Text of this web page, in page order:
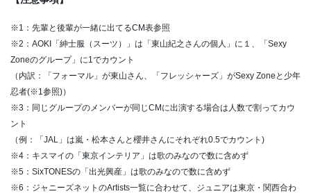
※1：先輩と後輩が一緒に出てるCM表参照
※2：AOKI「紳士服（スーツ）」は「東山紀之さんの個人」に１、「Sexy
Zoneのグループ」に1でカウント
（内訳：「フォーマル」が東山さん、「フレッシャーズ」がSexy Zoneと少年
忍者(※1参照)）
※3：同じグループのメンバーが同じCMに出演する場合は人数で割ってカウ
ント
（例：「JAL」は嵐・松本さんと櫻井さんにそれぞれ0.5でカウント)
※4：キスマイの「東京インテリア」は歌のみなので数に含めず
※5：SixTONESの「出光興産」は歌のみなので数に含めず
※6：ジャニーズネットのArtists一覧に合わせて、ジュニアは東京・関西合わ